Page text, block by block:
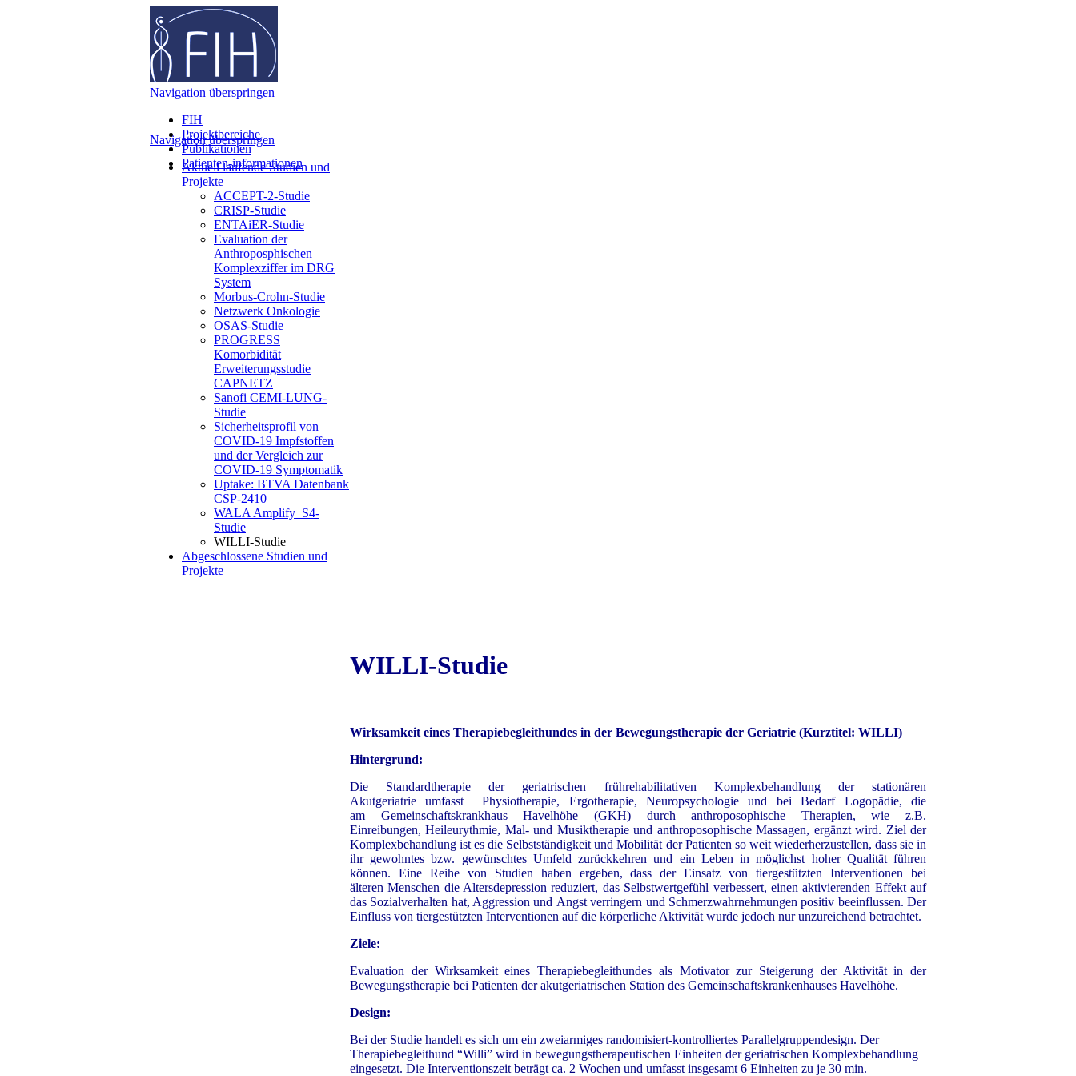
Navigation überspringen
FIH
Projektbereiche
Publikationen
Patienten-informationen
Navigation überspringen
Aktuell laufende Studien und
Projekte
ACCEPT-2-Studie
CRISP-Studie
ENTAiER-Studie
Evaluation der
Anthroposphischen
Komplexziffer im DRG
System
Morbus-Crohn-Studie
Netzwerk Onkologie
OSAS-Studie
PROGRESS
Komorbidität
Erweiterungsstudie
CAPNETZ
Sanofi CEMI-LUNG-
Studie
Sicherheitsprofil von
COVID-19 Impfstoffen
und der Vergleich zur
COVID-19 Symptomatik
Uptake: BTVA Datenbank
CSP-2410
WALA Amplify_S4-
Studie
WILLI-Studie
Abgeschlossene Studien und
Projekte
WILLI-Studie
Wirksamkeit eines Therapiebegleithundes in der Bewegungstherapie der Geriatrie (Kurztitel: WILLI)
Hintergrund:
Die Standardtherapie der geriatrischen frührehabilitativen Komplexbehandlung der stationären
Akutgeriatrieumfasst Physiotherapie, Ergotherapie, Neuropsychologieund bei Bedarf Logopädie, die
am Gemeinschaftskrankhaus Havelhöhe (GKH) durchanthroposophische Therapien, wie z.B.
Einreibungen,Heileurythmie, Mal- und Musiktherapie und anthroposophischeMassagen, ergänzt wird. Ziel der
Komplexbehandlung ist es die Selbstständigkeitund Mobilität der Patienten so weit wiederherzustellen, dass sie in
ihr gewohntes bzw. gewünschtes Umfeld zurückkehren und ein Leben inmöglichst hoher Qualität führen
können. Eine Reihe von Studien haben ergeben, dass derEinsatz von tiergestützten Interventionen bei
älterenMenschen die Altersdepression reduziert, das Selbstwertgefühl verbessert, einen aktivierenden Effekt auf
das Sozialverhalten hat, Aggression und Angst verringern und Schmerzwahrnehmungen positiv beeinflussen. Der
Einfluss von tiergestützten Interventionen auf die körperliche Aktivität wurde jedoch nur unzureichend betrachtet.
Ziele:
Evaluation der Wirksamkeit eines Therapiebegleithundes als Motivator zur Steigerung der Aktivitätin der
Bewegungstherapie bei Patienten derakutgeriatrischen Station des Gemeinschaftskrankenhauses Havelhöhe.
Design:
Bei der Studie handelt es sich um ein zweiarmiges randomisiert-kontrolliertes Parallelgruppendesign. Der
Therapiebegleithund “Willi” wird in bewegungstherapeutischen Einheiten der geriatrischen Komplexbehandlung
eingesetzt. Die Interventionszeit beträgt ca. 2 Wochen und umfasst insgesamt 6 Einheiten zu je 30 min.